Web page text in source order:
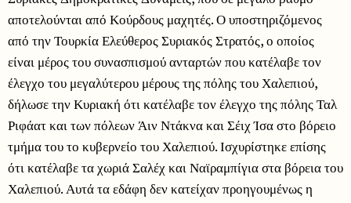
αποτελούνται από Κούρδους μαχητές. Ο υποστηριζόμενος
από την Τουρκία Ελεύθερος Συριακός Στρατός, ο οποίος
είναι μέρος του συνασπισμού ανταρτών που κατέλαβε τον
έλεγχο του μεγαλύτερου μέρους της πόλης του Χαλεπιού,
δήλωσε την Κυριακή ότι κατέλαβε τον έλεγχο της πόλης Ταλ
Ριφάατ και των πόλεων Άιν Ντάκνα και Σέιχ Ίσα στο βόρειο
τμήμα του το κυβερνείο του Χαλεπιού. Ισχυρίστηκε επίσης
ότι κατέλαβε τα χωριά Σαλέχ και Ναϊραμπίγια στα βόρεια του
Χαλεπιού. Αυτά τα εδάφη δεν κατείχαν προηγουμένως η